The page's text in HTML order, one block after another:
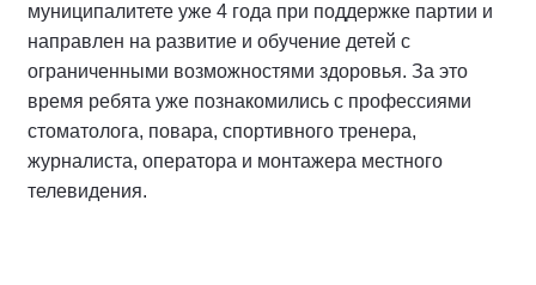
муниципалитете уже 4 года при поддержке партии и
направлен на развитие и обучение детей с
ограниченными возможностями здоровья. За это
время ребята уже познакомились с профессиями
стоматолога, повара, спортивного тренера,
журналиста, оператора и монтажера местного
телевидения.